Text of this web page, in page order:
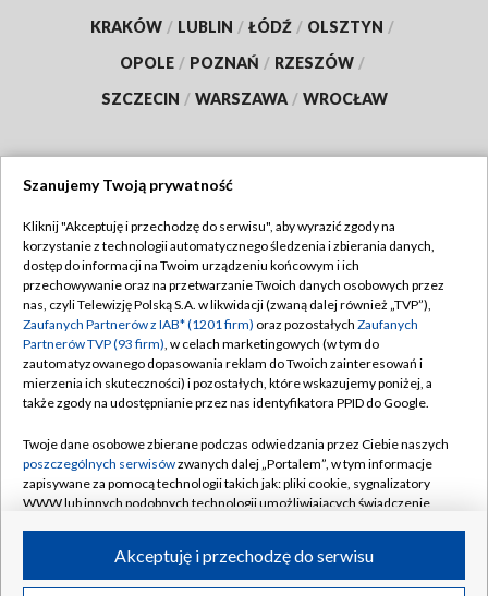
KRAKÓW / LUBLIN / ŁÓDŹ / OLSZTYN /
OPOLE / POZNAŃ / RZESZÓW /
SZCZECIN / WARSZAWA / WROCŁAW
TVP
Abonament TVP
Emisja w TVP
Centrum informacji TVP
Naziemna Telewizja Cyfrowa
Rada Programowa
System NOS
Informacje o nadawcy
Program dla prasy
Regulamin TVP
Polityka prywatności
Moje zgody
Pomoc
Kontakt
Kanały
©2026 Telewizja Polska S.A. w likwidacji
Szanujemy Twoją prywatność
Kliknij "Akceptuję i przechodzę do serwisu", aby wyrazić zgody na
korzystanie z technologii automatycznego śledzenia i zbierania danych,
dostęp do informacji na Twoim urządzeniu końcowym i ich
przechowywanie oraz na przetwarzanie Twoich danych osobowych przez
nas, czyli Telewizję Polską S.A. w likwidacji (zwaną dalej również „TVP”),
Zaufanych Partnerów z IAB* (1201 firm) oraz pozostałych Zaufanych
Partnerów TVP (93 firm), w celach marketingowych (w tym do
zautomatyzowanego dopasowania reklam do Twoich zainteresowań i
mierzenia ich skuteczności) i pozostałych, które wskazujemy poniżej, a
także zgody na udostępnianie przez nas identyfikatora PPID do Google.
Twoje dane osobowe zbierane podczas odwiedzania przez Ciebie naszych
poszczególnych serwisówzwanych dalej „Portalem”, w tym informacje
zapisywane za pomocą technologii takich jak: pliki cookie, sygnalizatory
WWW lub innych podobnych technologii umożliwiających świadczenie
ruchu w Internecie.Akceptuję i przechodzę do serwisu